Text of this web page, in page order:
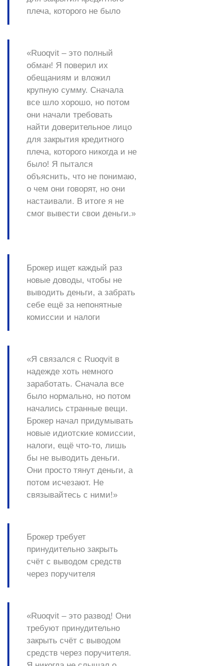
плеча, которого не было
«Ruoqvit – это полный
обман! Я поверил их
обещаниям и вложил
крупную сумму. Сначала
все шло хорошо, но потом
они начали требовать
найти доверительное лицо
для закрытия кредитного
плеча, которого никогда и не
было! Я пытался
объяснить, что не понимаю,
о чем они говорят, но они
настаивали. В итоге я не
смог вывести свои деньги.»
Брокер ищет каждый раз
новые доводы, чтобы не
выводить деньги, а забрать
себе ещё за непонятные
комиссии и налоги
«Я связался с Ruoqvit в
надежде хоть немного
заработать. Сначала все
было нормально, но потом
начались странные вещи.
Брокер начал придумывать
новые идиотские комиссии,
налоги, ещё что-то, лишь
бы не выводить деньги.
Они просто тянут деньги, а
потом исчезают. Не
связывайтесь с ними!» ​
Брокер требует
принудительно закрыть
счёт с выводом средств
через поручителя
«Ruoqvit – это развод! Они
требуют принудительно
закрыть счёт с выводом
средств через поручителя.